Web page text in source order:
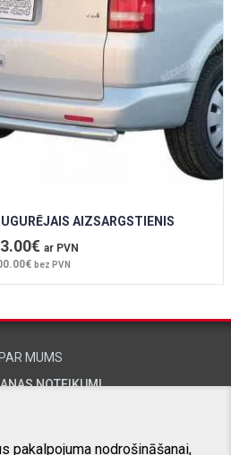
AIZSARGSTIENIS
ar PVN
bez PVN
PAR MUMS
NOTEIKUMI
pakalpojuma nodrošināšanai,